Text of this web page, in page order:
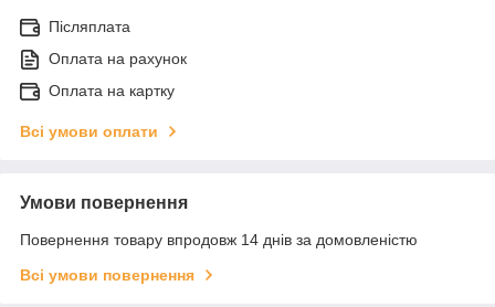
Післяплата
Оплата на рахунок
Оплата на картку
Всі умови оплати
Умови повернення
Повернення товару впродовж 14 днів за домовленістю
Всі умови повернення